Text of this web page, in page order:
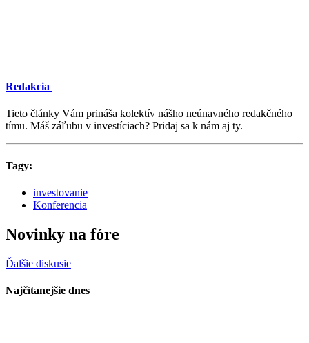
Redakcia
Tieto články Vám prináša kolektív nášho neúnavného redakčného
tímu. Máš záľubu v investíciach? Pridaj sa k nám aj ty.
Tagy:
investovanie
Konferencia
Novinky na fóre
Ďalšie diskusie
Najčítanejšie dnes